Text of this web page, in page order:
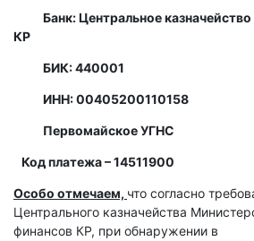
Банк: Центральное
КР
БИК: 440001
ИНН: 00405200110158
Первомайское УГНС
Код платежа – 14511900
Особо отмечаем, что согласно
Центрального казначейства
финансов КР, при обнаружении в